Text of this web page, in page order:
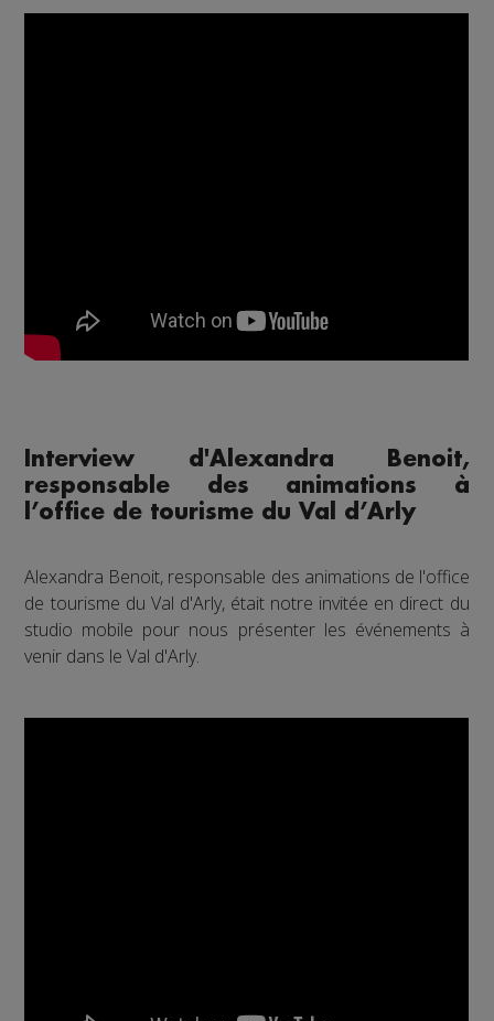
Interview d'Alexandra Benoit,
responsable des animations à
l’office de tourisme du Val d’Arly
Alexandra Benoit, responsable des animations de l'office
de tourisme du Val d'Arly, était notre invitée en direct du
studio mobile pour nous présenter les événements à
venir dans le Val d'Arly.